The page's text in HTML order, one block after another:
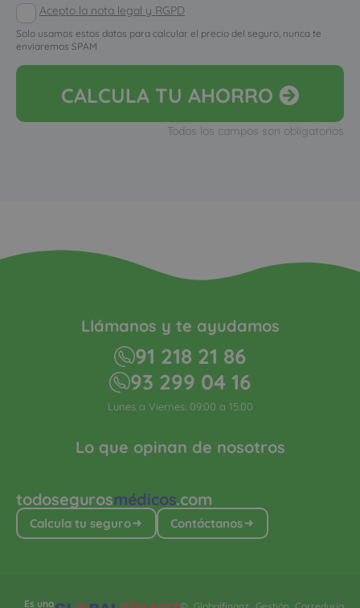
Acepto la nota legal y RGPD
Solo usamos estos datos para calcular el precio del seguro, nunca te
enviaremos SPAM
CALCULA TU AHORRO
Todos los campos son obligatorios
todosegurosmédicos.com
Calcula tu seguro Contáctanos
Lo que opinan de nosotros
Llámanos y te ayudamos
91 218 21 86
93 299 04 16
Lunes a Viernes: 09:00 a 15:00
Es una